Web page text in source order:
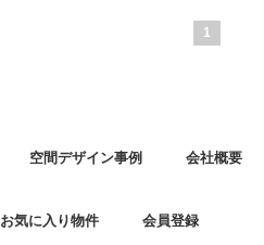
1
空間デザイン事例 会社概要
お気に入り物件 会員登録